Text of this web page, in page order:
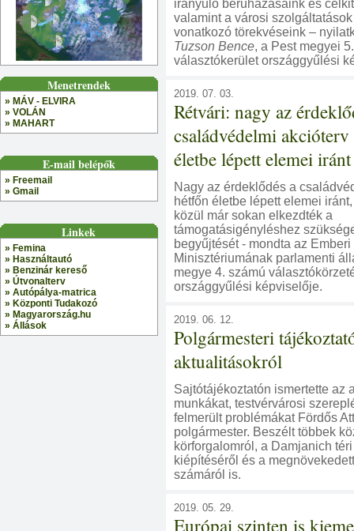
Menetrendek
» MÁV - ELVIRA
» VOLÁN
» MAHART
E-mail belépők
» Freemail
» Gmail
Linkek
» Femina
» Használtautó
» Benzinár kereső
» Útvonalterv
» Autópálya-matrica
» Központi Tudakozó
» Magyarország.hu
» Állások
irányuló beruházásaink és
valamint a városi
vonatkozó törekvéseink –
Tuzson Bence, a Pest megyei
választókerület országgyűlési
2019. 07. 03.
Rétvári: nagy az
családvédelmi
életbe lépett elemei iránt
Nagy az érdeklődés a
hétfőn életbe lépett elemei
közül már sokan elkezdték a
támogatásigényléshez
begyűjtését - mondta az
Minisztériumának parlamenti
megye 4. számú
országgyűlési képviselője.
2019. 06. 12.
Polgármesteri
aktualitásokról
Sajtótájékoztatón ismertette az
munkákat, testvérvárosi
felmerült problémákat Fördős
polgármester. Beszélt többek
körforgalomról, a Damjanich
kiépítéséről és a
számáról is.
2019. 05. 29.
Európai szinten is